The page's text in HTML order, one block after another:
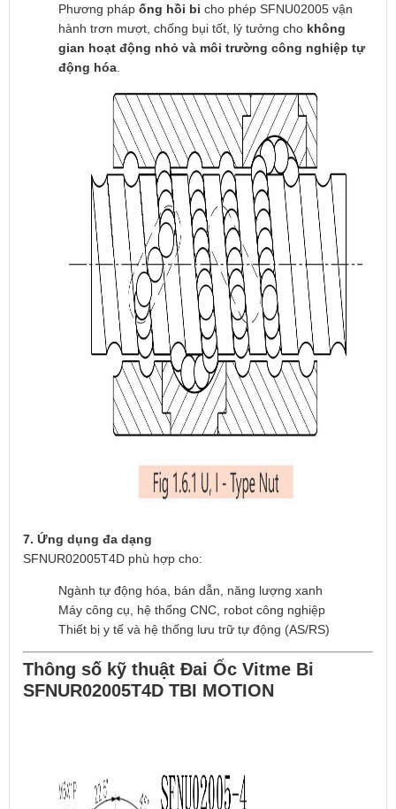
Phương pháp ống hồi bi cho phép SFNU02005 vận
hành trơn mượt, chống bụi tốt, lý tưởng cho không
gian hoạt động nhỏ và môi trường công nghiệp tự
động hóa
7. Ứng dụng đa dạng
SFNUR02005T4D phù hợp cho:
Ngành tự động hóa, bán dẫn, năng lượng xanh
Máy công cụ, hệ thống CNC, robot công nghiệp
Thiết bị y tế và hệ thống lưu trữ tự động (AS/RS)
Thông số kỹ thuật Đai Ốc Vitme Bi
SFNUR02005T4D TBI MOTION